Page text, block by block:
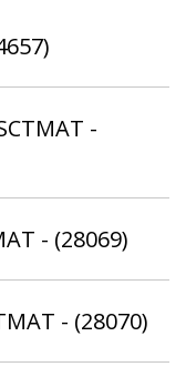
-
- (28069)
- (28070)